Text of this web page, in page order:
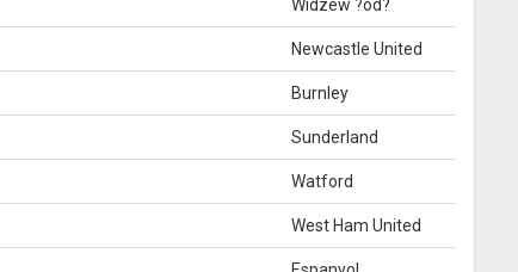
Widzew ?ód?
Newcastle United
Burnley
Sunderland
Watford
West Ham United